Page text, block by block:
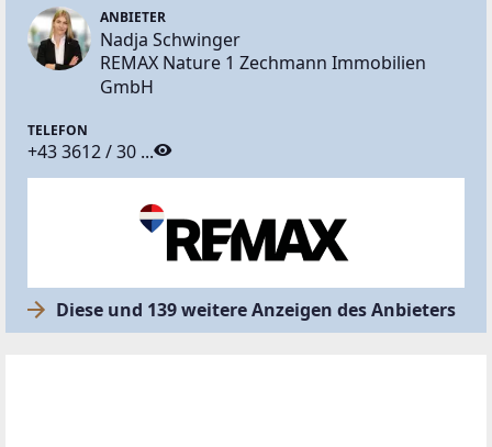
ANBIETER
Nadja Schwinger
REMAX Nature 1 Zechmann Immobilien
GmbH
TELEFON
+43 3612 / 30 ...
Diese und 139 weitere Anzeigen des Anbieters